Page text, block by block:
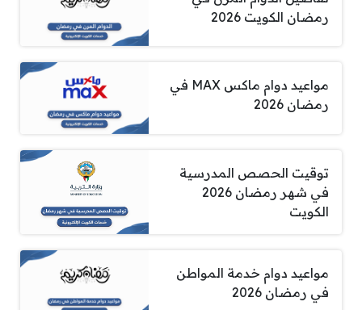
رمضان الكويت 2026
مواعيد دوام ماكس MAX في
رمضان 2026
توقيت الحصص المدرسية
في شهر رمضان 2026
الكويت
مواعيد دوام خدمة المواطن
في رمضان 2026